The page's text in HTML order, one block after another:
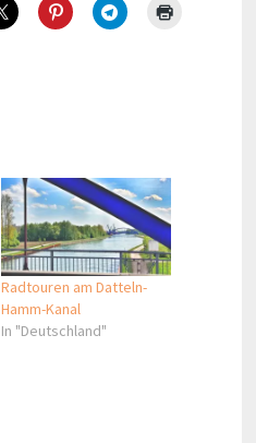
Radtouren am Datteln-
Hamm-Kanal
In "Deutschland"